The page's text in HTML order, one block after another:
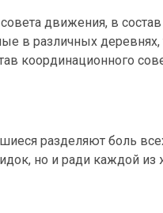
движения, в состав
в различных деревнях,
координационного
разделяют боль
но и ради каждой